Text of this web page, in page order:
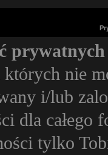
nie
i/lub
dla całego
tylko